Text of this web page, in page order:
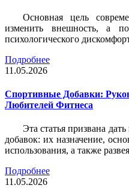
Основная цель
изменить внешность, а
психологического
Подробнее
11.05.2026
Спортивные Добавки:
Любителей Фитнеса
Эта статья призвана
добавок: их назначение,
использования, а также
Подробнее
11.05.2026